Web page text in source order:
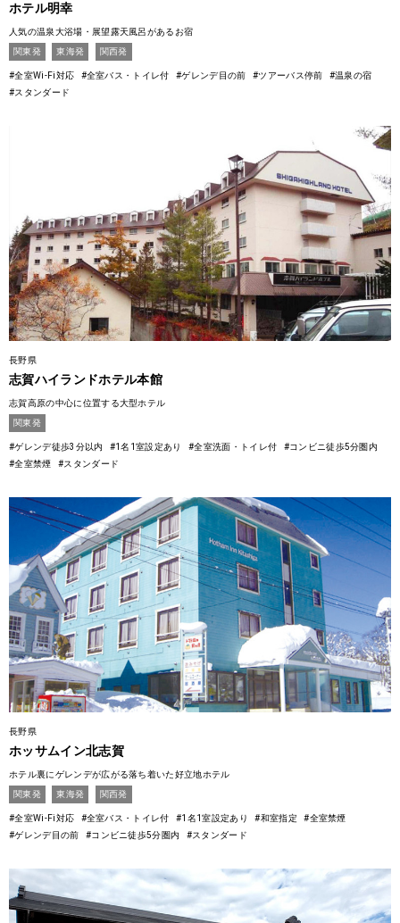
ホテル明幸
人気の温泉大浴場・展望露天風呂があるお宿
関東発
東海発 関西発
#全室Wi-Fi対応 #全室バス・トイレ付 #ゲレンデ目の前 #ツアーバス停前
#温泉の宿
#スタンダード
長野県
志賀ハイランドホテル本館
志賀高原の中心に位置する大型ホテル
関東発
#ゲレンデ徒歩3分以内 #1名1室設定あり #全室洗面・トイレ付
#コンビニ徒歩5分圏内
#全室禁煙
#スタンダード
長野県
ホッサムイン北志賀
ホテル裏にゲレンデが広がる落ち着いた好立地ホテル
関東発
東海発 関西発
#全室Wi-Fi対応 #全室バス・トイレ付 #1名1室設定あり #和室指定
#全室禁煙
#ゲレンデ目の前
#コンビニ徒歩5分圏内 #スタンダード